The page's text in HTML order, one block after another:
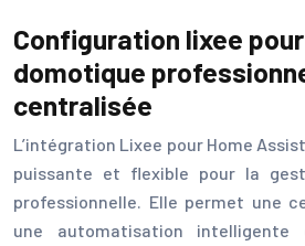
Configuration lixee
domotique
centralisée
L’intégration Lixee pour Home
puissante et flexible pour la
professionnelle. Elle permet une
une automatisation